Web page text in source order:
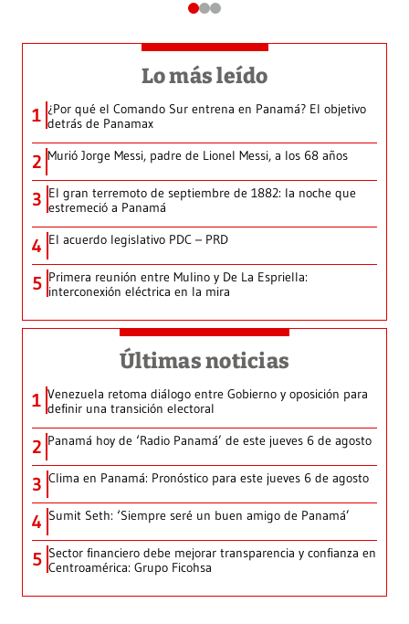
Lo más leído
1 ¿Por qué el Comando Sur entrena en Panamá? El objetivo
detrás de Panamax
2 Murió Jorge Messi, padre de Lionel Messi, a los 68 años
3 El gran terremoto de septiembre de 1882: la noche que
estremeció a Panamá
4 El acuerdo legislativo PDC – PRD
5 Primera reunión entre Mulino y De La Espriella:
interconexión eléctrica en la mira
Últimas noticias
1 Venezuela retoma diálogo entre Gobierno y oposición para
definir una transición electoral
2 Panamá hoy de ‘Radio Panamá’ de este jueves 6 de agosto
3 Clima en Panamá: Pronóstico para este jueves 6 de agosto
4 Sumit Seth: ‘Siempre seré un buen amigo de Panamá’
5 Sector financiero debe mejorar transparencia y confianza en
Centroamérica: Grupo Ficohsa